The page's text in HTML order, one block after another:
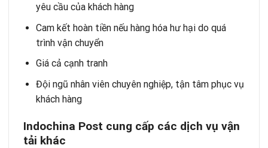
yêu cầu của khách hàng
Cam kết hoàn tiền nếu hàng hóa hư hại do quá
trình vận chuyển
Giá cả cạnh tranh
Đội ngũ nhân viên chuyên nghiệp, tận tâm phục vụ
khách hàng
Indochina Post cung cấp các dịch vụ vận
tải khác